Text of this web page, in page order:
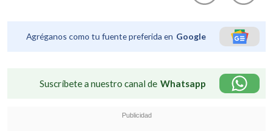
Agréganos como tu fuente preferida en Google
Suscríbete a nuestro canal de Whatsapp